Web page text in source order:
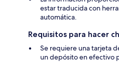
estar traducida con
automática.
Requisitos para hacer
Se requiere una tarjeta
un depósito en efectivo